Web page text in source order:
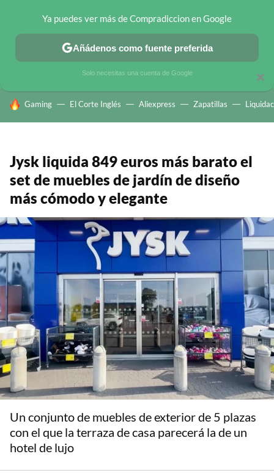
CHOLLOS TELEGRAM OFERTAS EN MÓVILES OFERTAS EN
HOY SE HABLA DE
Gaming El Corte Inglés Aliexpress Zapatillas
Jysk liquida 849 euros más barato el
set de muebles de jardín de diseño
más cómodo y elegante
Un conjunto de muebles de exterior de 5 plazas
con el que la terraza de casa parecerá la de un
hotel de lujo
×
Ya puedes ver más de Compradiccion en Google
Añádenos como fuente preferida
Solo necesitas una cuenta de Google